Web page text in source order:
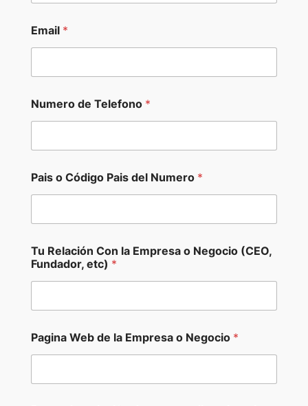
C
E
,
u
m
e
o
u
Email *
Numero de Telefono *
Pais o Código Pais del Numero *
Tu Relación Con la Empresa o Negocio (CEO,
Fundador, etc) *
Pagina Web de la Empresa o Negocio *